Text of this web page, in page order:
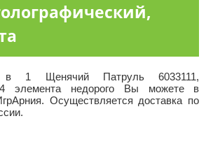
1 Щенячий Патруль 6033111,
24 элемента недорого Вы можете в
Осуществляется доставка по